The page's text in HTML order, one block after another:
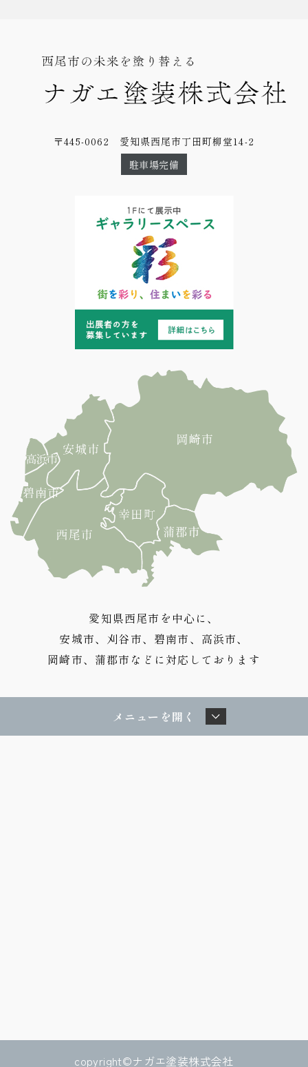
〒445-0062 愛知県西尾市丁田町柳堂14-2
駐車場完備
愛知県西尾市を中心に、
安城市、刈谷市、碧南市、高浜市、
岡崎市、蒲郡市などに対応しております
メニューを開く
copyright©ナガエ塗装株式会社